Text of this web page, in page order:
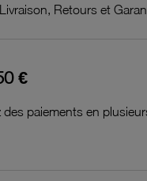
Retours et
€
des paiements en